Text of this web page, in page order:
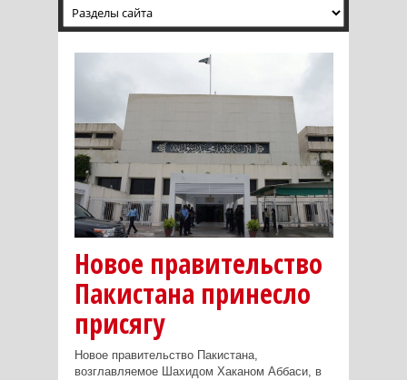
Новое правительство
Пакистана принесло
присягу
Новое правительство Пакистана,
возглавляемое Шахидом Хаканом Аббаси, в